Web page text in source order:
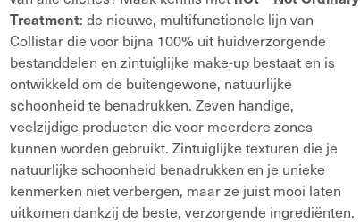
Treatment: de nieuwe, multifunctionele lijn van
Collistar die voor bijna 100% uit huidverzorgende
bestanddelen en zintuiglijke make-up bestaat en is
ontwikkeld om de buitengewone, natuurlijke
schoonheid te benadrukken. Zeven handige,
veelzijdige producten die voor meerdere zones
kunnen worden gebruikt. Zintuiglijke texturen die je
natuurlijke schoonheid benadrukken en je unieke
kenmerken niet verbergen, maar ze juist mooi laten
uitkomen dankzij de beste, verzorgende ingrediënten.